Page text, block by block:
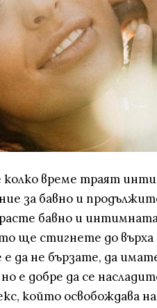
колко време траят
за бавно и
бавно и
ще стигнете до
да не бързате, да
е добре да се
който освобождава